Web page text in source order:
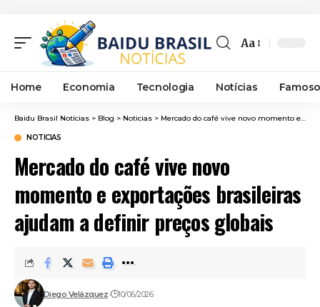
Font
Resizer
Aa
Home Economia Tecnologia Notícias
Baidu Brasil Notícias > Blog > Noticias > Mercado do café vive novo momento e exportações brasileiras ajudam a definir preços globais
NOTICIAS
Mercado do café vive novo
momento e exportações brasileiras
ajudam a definir preços globais
Diego Velázquez 10/06/2026